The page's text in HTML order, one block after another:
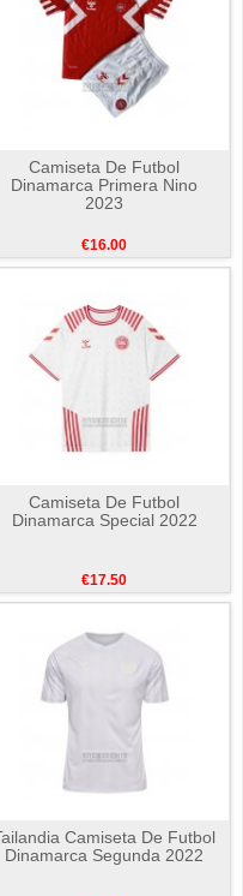
Camiseta De Futbol
Dinamarca Primera Nino
2023
€16.00
Camiseta De Futbol
Dinamarca Special 2022
€17.50
Camiseta De Futbol
Dinamarca Segunda 2022